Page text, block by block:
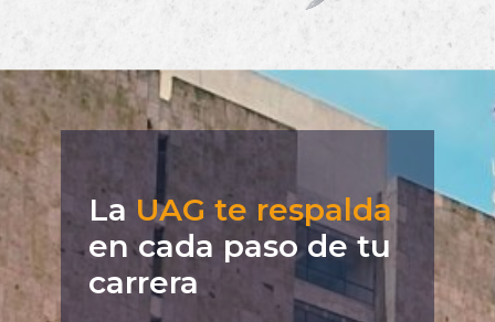
La UAG te respalda
en cada paso de tu
carrera